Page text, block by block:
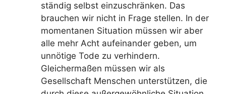
ständig selbst einzuschränken. Das
brauchen wir nicht in Frage stellen. In der
momentanen Situation müssen wir aber
alle mehr Acht aufeinander geben, um
unnötige Tode zu verhindern.
Gleichermaßen müssen wir als
Gesellschaft Menschen unterstützen, die